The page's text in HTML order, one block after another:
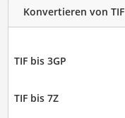
Konvertieren von TIF
TIF bis 3GP
TIF bis 7Z